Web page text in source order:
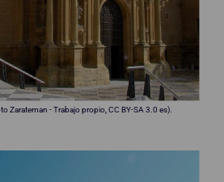
Zarateman - Trabajo propio, CC BY-SA 3.0 es).